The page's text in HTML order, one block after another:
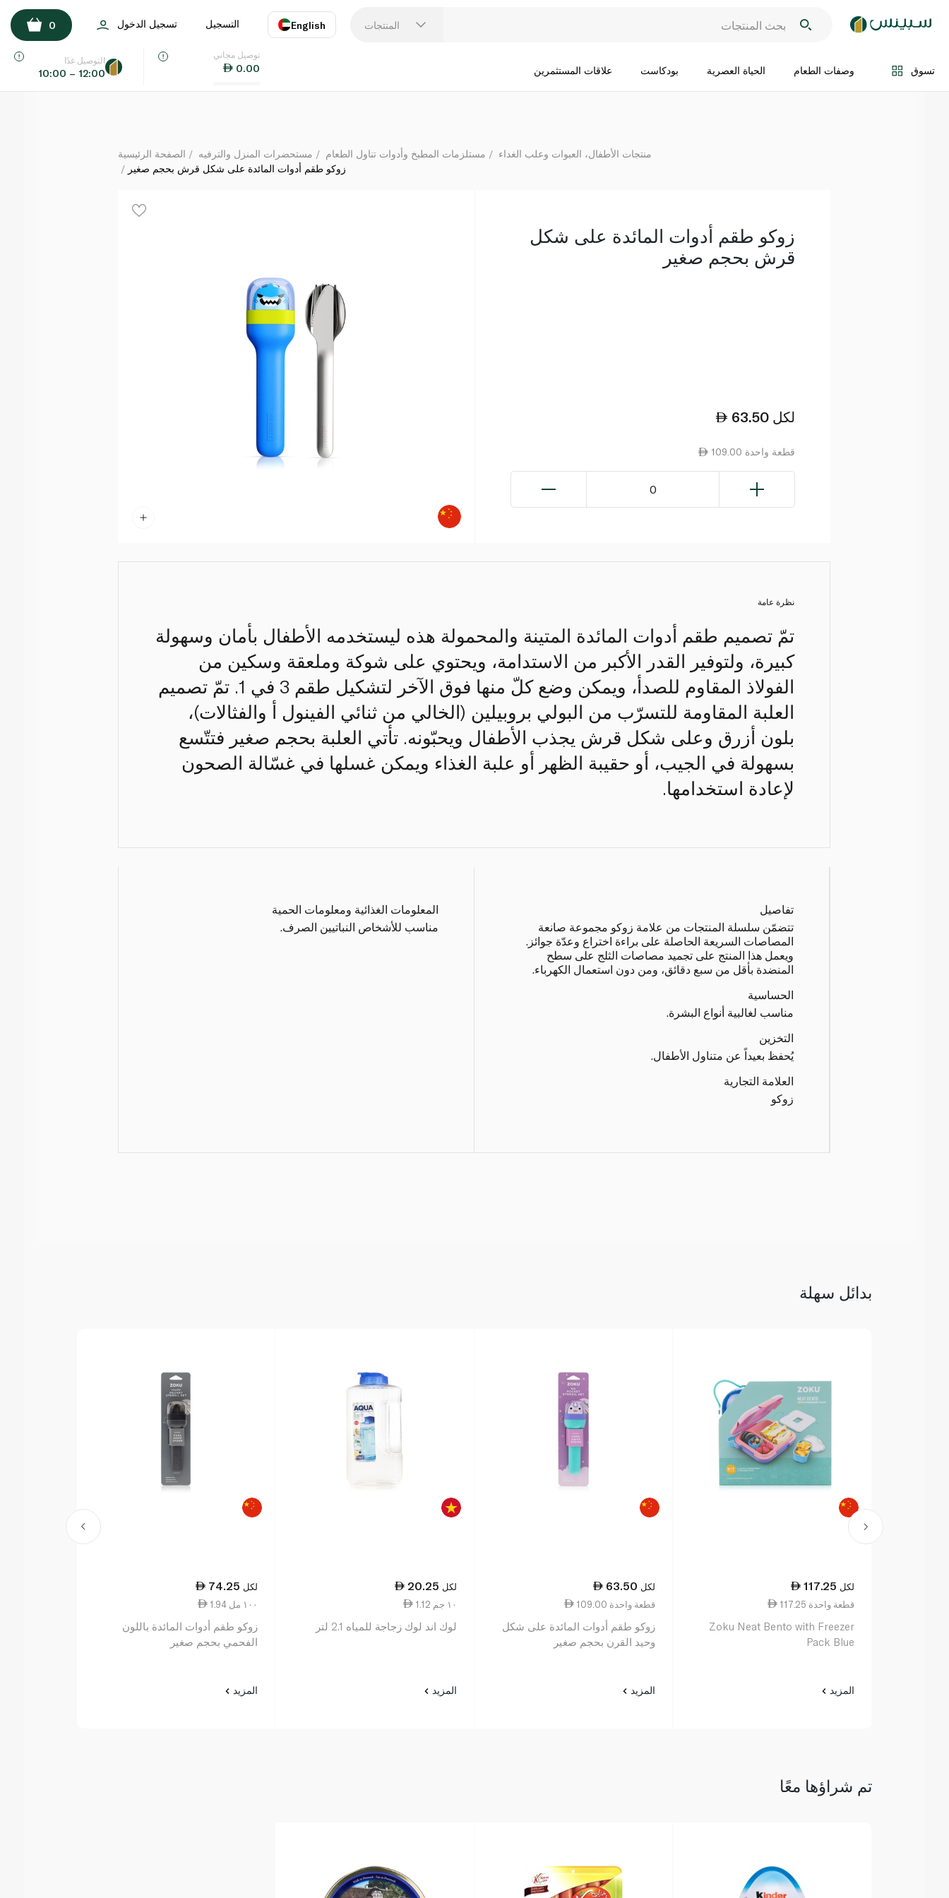
المنتجات English
اللغة
التسجيل تسجيل الدخول 0
تسوق وصفات الطعام الحياة العصرية بودكاست علاقات المستثمرين
توصيل مجاني
0.00
التوصيل غدًا
10:00 – 12:00
زوكو طقم أدوات المائدة على شكل قرش بحجم صغير
اضف الى السلة
الصفحة الرئيسية مستحضرات المنزل والترفيه مستلزمات المطبخ وأدوات تناول الطعام
منتجات الأطفال، العبوات وعلب الغداء
زوكو طقم أدوات المائدة على شكل قرش بحجم صغير
زوكو طقم أدوات المائدة على شكل
قرش بحجم صغير
63.50 لكل
109.00 قطعة واحدة
0
نظرة عامة
تمّ تصميم طقم أدوات المائدة المتينة والمحمولة هذه ليستخدمه الأطفال بأمان وسهولة
كبيرة، ولتوفير القدر الأكبر من الاستدامة، ويحتوي على شوكة وملعقة وسكين من
الفولاذ المقاوم للصدأ، ويمكن وضع كلّ منها فوق الآخر لتشكيل طقم 3 في 1. تمّ تصميم
العلبة المقاومة للتسرّب من البولي بروبيلين (الخالي من ثنائي الفينول أ والفثالات)،
بلون أزرق وعلى شكل قرش يجذب الأطفال ويحبّونه. تأتي العلبة بحجم صغير فتتّسع
بسهولة في الجيب، أو حقيبة الظهر أو علبة الغذاء ويمكن غسلها في غسّالة الصحون
لإعادة استخدامها.
تفاصيل
تتضمّن سلسلة المنتجات من علامة زوكو مجموعة صانعة
المصاصات السريعة الحاصلة على براءة اختراع وعدّة جوائز.
ويعمل هذا المنتج على تجميد مصاصات الثلج على سطح
المنضدة بأقل من سبع دقائق، ومن دون استعمال الكهرباء.
الحساسية
مناسب لغالبية أنواع البشرة.
التخزين
يُحفظ بعيداً عن متناول الأطفال.
العلامة التجارية
زوكو
المعلومات الغذائية ومعلومات الحمية
مناسب للأشخاص النباتيين الصرف.
بدائل سهلة
117.25 لكل
117.25 قطعة واحدة
Zoku Neat Bento with Freezer
Pack Blue
المزيد
63.50 لكل
109.00 قطعة واحدة
زوكو طقم أدوات المائدة على شكل
وحيد القرن بحجم صغير
المزيد
20.25 لكل
1.12 ١٠ جم
لوك اند لوك زجاجة للمياه 2.1 لتر
المزيد
74.25 لكل
1.94 ١٠٠ مل
زوكو طقم أدوات المائدة باللون
الفحمي بحجم صغير
المزيد
تم شراؤها معًا